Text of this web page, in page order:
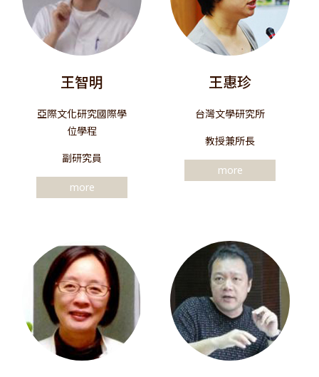
王智明
亞際文化研究國際學
位學程
副研究員
more
王惠珍
台灣文學研究所
教授兼所長
more